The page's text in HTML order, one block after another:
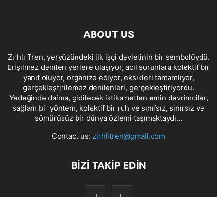
ABOUT US
Zırhlı Tren, yeryüzündeki ilk işçi devletinin bir sembolüydü.
Erişilmez denilen yerlere ulaşıyor, acil sorunlara kolektif bir
yanıt oluyor, organize ediyor, eksikleri tamamlıyor,
gerçekleştirilemez denilenleri, gerçekleştiriyordu.
Yedeğinde daima, gidilecek istikametten emin devrimciler,
sağlam bir yöntem, kolektif bir ruh ve sınıfsız, sınırsız ve
sömürüsüz bir dünya özlemi taşımaktaydı…
Contact us: zirhlitren@gmail.com
BİZİ TAKİP EDİN